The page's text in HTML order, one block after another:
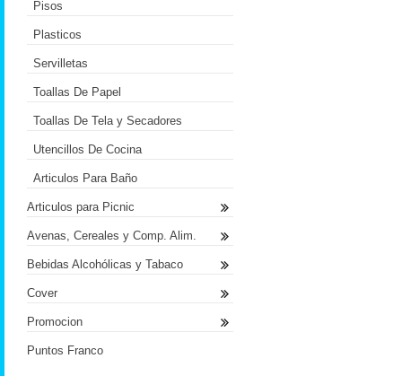
Pisos
Plasticos
Servilletas
Toallas De Papel
Toallas De Tela y Secadores
Utencillos De Cocina
Articulos Para Baño
Articulos para Picnic
Avenas, Cereales y Comp. Alim.
Bebidas Alcohólicas y Tabaco
Cover
Promocion
Puntos Franco